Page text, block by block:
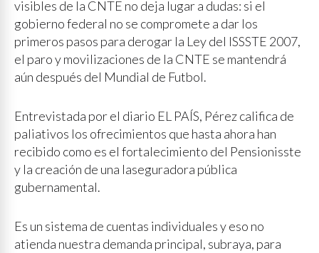
visibles de la CNTE no deja lugar a dudas: si el
gobierno federal no se compromete a dar los
primeros pasos para derogar la Ley del ISSSTE 2007,
el paro y movilizaciones de la CNTE se mantendrá
aún después del Mundial de Futbol.
Entrevistada por el diario EL PAÍS, Pérez califica de
paliativos los ofrecimientos que hasta ahora han
recibido como es el fortalecimiento del Pensionisste
y la creación de una laseguradora pública
gubernamental.
Es un sistema de cuentas individuales y eso no
atienda nuestra demanda principal, subraya, para